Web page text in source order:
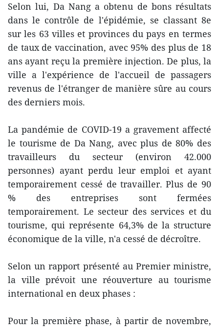
Selon lui, Da Nang a obtenu de bons résultats
dans le contrôle de l'épidémie, se classant 8e
sur les 63 villes et provinces du pays en termes
de taux de vaccination, avec 95% des plus de 18
ans ayant reçu la première injection. De plus, la
ville a l'expérience de l'accueil de passagers
revenus de l'étranger de manière sûre au cours
des derniers mois.
La pandémie de COVID-19 a gravement affecté
le tourisme de Da Nang, avec plus de 80% des
travailleurs du secteur (environ 42.000
personnes) ayant perdu leur emploi et ayant
temporairement cessé de travailler. Plus de 90
% des entreprises sont fermées
temporairement. Le secteur des services et du
tourisme, qui représente 64,3% de la structure
économique de la ville, n'a cessé de décroître.
Selon un rapport présenté au Premier ministre,
la ville prévoit une réouverture au tourisme
international en deux phases :
Pour la première phase, à partir de novembre,